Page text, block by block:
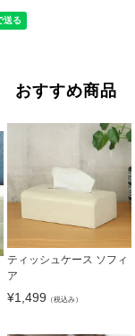
おすすめ商品
ティッシュケース ソフィ
ア
¥1,499 （税込み）